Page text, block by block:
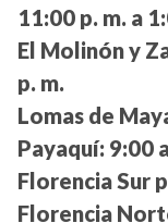
11:00 p. m. a
El Molinón y
p. m.
Lomas de
Payaquí: 9:00
Florencia Sur
Florencia